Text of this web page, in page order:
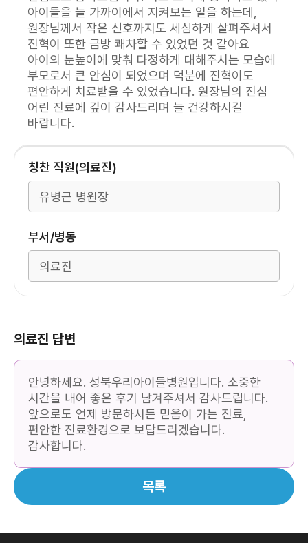
아이들을 늘 가까이에서 지켜보는 일을 하는데,
원장님께서 작은 신호까지도 세심하게 살펴주셔서
진혁이 또한 금방 쾌차할 수 있었던 것 같아요
아이의 눈높이에 맞춰 다정하게 대해주시는 모습에
부모로서 큰 안심이 되었으며 덕분에 진혁이도
편안하게 치료받을 수 있었습니다. 원장님의 진심
어린 진료에 깊이 감사드리며 늘 건강하시길
바랍니다.
칭찬 직원(의료진)
부서/병동
의료진 답변
안녕하세요. 성북우리아이들병원입니다. 소중한
시간을 내어 좋은 후기 남겨주셔서 감사드립니다.
앞으로도 언제 방문하시든 믿음이 가는 진료,
편안한 진료환경으로 보답드리겠습니다.
감사합니다.
목록